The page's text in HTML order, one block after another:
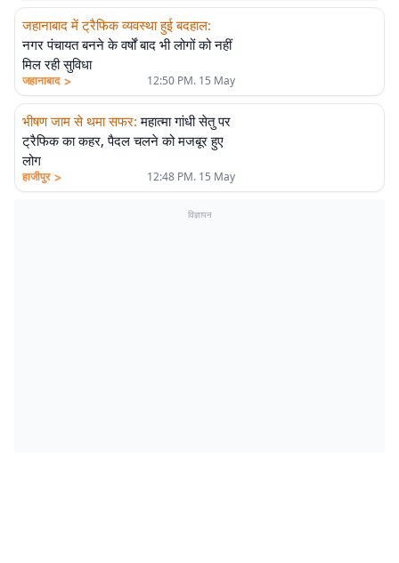
जहानाबाद में ट्रैफिक व्यवस्था हुई बदहाल:
नगर पंचायत बनने के वर्षों बाद भी लोगों को नहीं
मिल रही सुविधा
जहानाबाद > 12:50 PM. 15 May
भीषण जाम से थमा सफर: महात्मा गांधी सेतु पर
ट्रैफिक का कहर, पैदल चलने को मजबूर हुए
लोग
हाजीपुर > 12:48 PM. 15 May
विज्ञापन